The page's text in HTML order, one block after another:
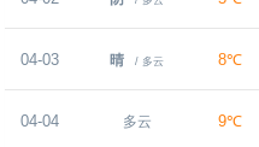
04-03 晴 / 多云 8℃
04-04 多云 9℃